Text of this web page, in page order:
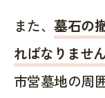
また、墓石の
ればなりません
市営墓地の周